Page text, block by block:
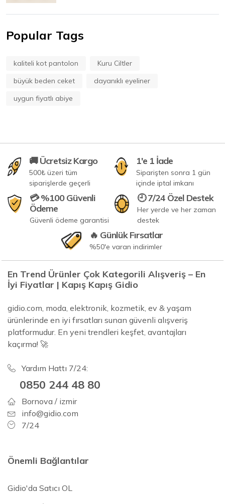
Popular Tags
kaliteli kot pantolon
Kuru Ciltler
büyük beden ceket
dayanıklı eyeliner
uygun fiyatlı abiye
🚚 Ücretsiz Kargo
500₺ üzeri tüm
siparişlerde geçerli
1'e 1 İade
Siparişten sonra 1 gün
içinde iptal imkanı
💳 %100 Güvenli
Ödeme
Güvenli ödeme garantisi
🕘 7/24 Özel Destek
Her yerde ve her zaman
destek
🔥 Günlük Fırsatlar
%50'e varan indirimler
En Trend Ürünler Çok Kategorili Alışveriş – En
İyi Fiyatlar | Kapış Kapış Gidio
gidio.com, moda, elektronik, kozmetik, ev & yaşam
ürünlerinde en iyi fırsatları sunan güvenli alışveriş
platformudur. En yeni trendleri keşfet, avantajları
kaçırma! 🚀
Yardım Hattı 7/24:
0850 244 48 80
Bornova / izmir
info@gidio.com
7/24
Önemli Bağlantılar
Gidio'da Satıcı OL